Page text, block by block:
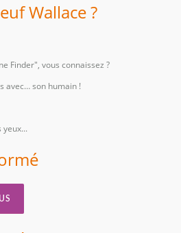
Wallace ?
Finder", vous connaissez ?
avec… son humain !
yeux...